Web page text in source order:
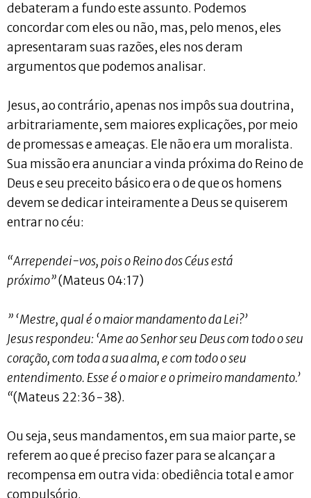
debateram a fundo este assunto. Podemos
concordar com eles ou não, mas, pelo menos, eles
apresentaram suas razões, eles nos deram
argumentos que podemos analisar.
Jesus, ao contrário, apenas nos impôs sua doutrina,
arbitrariamente, sem maiores explicações, por meio
de promessas e ameaças. Ele não era um moralista.
Sua missão era anunciar a vinda próxima do Reino de
Deus e seu preceito básico era o de que os homens
devem se dedicar inteiramente a Deus se quiserem
entrar no céu:
“Arrependei-vos, pois o Reino dos Céus está
próximo”(Mateus 04:17)
” ‘Mestre, qual é o maior mandamento da Lei?’
Jesus respondeu: ‘Ame ao Senhor seu Deus com todo o seu
coração, com toda a sua alma, e com todo o seu
entendimento. Esse é o maior e o primeiro mandamento.’
“(Mateus 22:36-38).
Ou seja, seus mandamentos, em sua maior parte, se
referem ao que é preciso fazer para se alcançar a
recompensa em outra vida: obediência total e amor
compulsório.